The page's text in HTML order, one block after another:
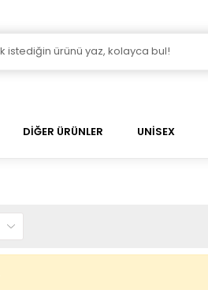
DİĞER ÜRÜNLER UNİSEX